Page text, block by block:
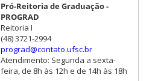
Pró-Reitoria de Graduação -
PROGRAD
Reitoria I
(48) 3721-2994
prograd@contato.ufsc.br
Atendimento: Segunda a sexta-
feira, de 8h às 12h e de 14h às 18h